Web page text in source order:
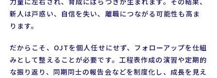
新人は戸惑い、自信を失い、離職につながる可能性も高ま
ります。
だからこそ、OJTを個人任せにせず、フォローアップを仕組
みとして整えることが必要です。工程表作成の演習や定期的
な振り返り、同期同士の報告会などを制度化し、成長を見え